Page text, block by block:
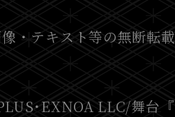
・テキスト等の無断転
･EXNOA LLC/舞台